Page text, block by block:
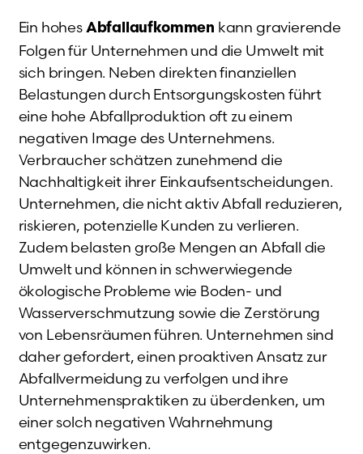
Ein hohes Abfallaufkommen kann gravierende
Folgen für Unternehmen und die Umwelt mit
sich bringen. Neben direkten finanziellen
Belastungen durch Entsorgungskosten führt
eine hohe Abfallproduktion oft zu einem
negativen Image des Unternehmens.
Verbraucher schätzen zunehmend die
Nachhaltigkeit ihrer Einkaufsentscheidungen.
Unternehmen, die nicht aktiv Abfall reduzieren,
riskieren, potenzielle Kunden zu verlieren.
Zudem belasten große Mengen an Abfall die
Umwelt und können in schwerwiegende
ökologische Probleme wie Boden- und
Wasserverschmutzung sowie die Zerstörung
von Lebensräumen führen. Unternehmen sind
daher gefordert, einen proaktiven Ansatz zur
Abfallvermeidung zu verfolgen und ihre
Unternehmenspraktiken zu überdenken, um
einer solch negativen Wahrnehmung
entgegenzuwirken.